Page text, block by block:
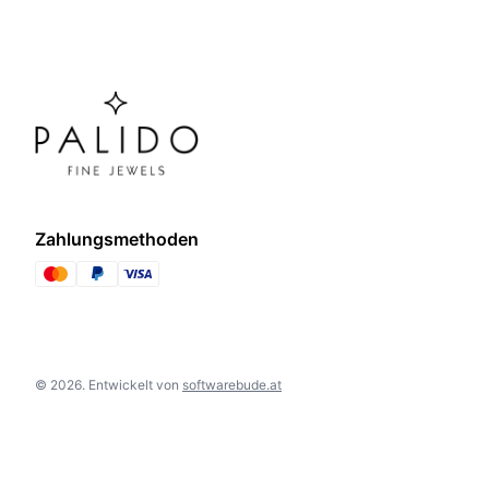
Zahlungsmethoden
© 2026. Entwickelt von softwarebude.at